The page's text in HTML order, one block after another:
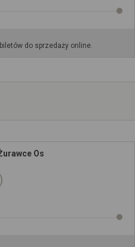
do sprzedaży online.
Os